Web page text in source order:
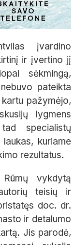
įvardino
ir įvertino jį
sėkmingą,
pateikta
pažymėjo,
lygmens
specialistų
kuriame
rezultatus.
vykdytą
teisių ir
doc. dr.
ir detalumo
Jis parodė,